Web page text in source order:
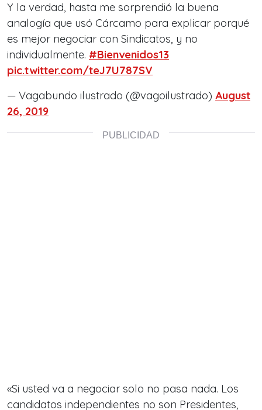
Y la verdad, hasta me sorprendió la buena
analogía que usó Cárcamo para explicar porqué
es mejor negociar con Sindicatos, y no
individualmente. #Bienvenidos13
pic.twitter.com/teJ7U787SV
— Vagabundo ilustrado (@vagoilustrado) August
26, 2019
«Si usted va a negociar solo no pasa nada. Los
candidatos independientes no son Presidentes,